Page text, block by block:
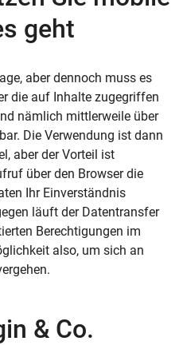
geht
aber dennoch muss es
die auf Inhalte zugegriffen
nämlich mittlerweile über
Die Verwendung ist dann
aber der Vorteil ist
über den Browser die
Ihr Einverständnis
läuft der Datentransfer
Berechtigungen im
also, um sich an
& Co.